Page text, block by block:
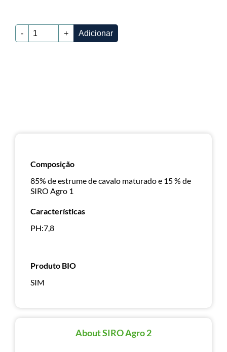
- + Adicionar
Composição
85% de estrume de cavalo maturado e 15 % de
SIRO Agro 1
Características
PH:7,8
Produto BIO
SIM
About SIRO Agro 2